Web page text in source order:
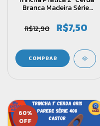
Branca Madeira Série
R$12,90
R$7,50
60%
OFF